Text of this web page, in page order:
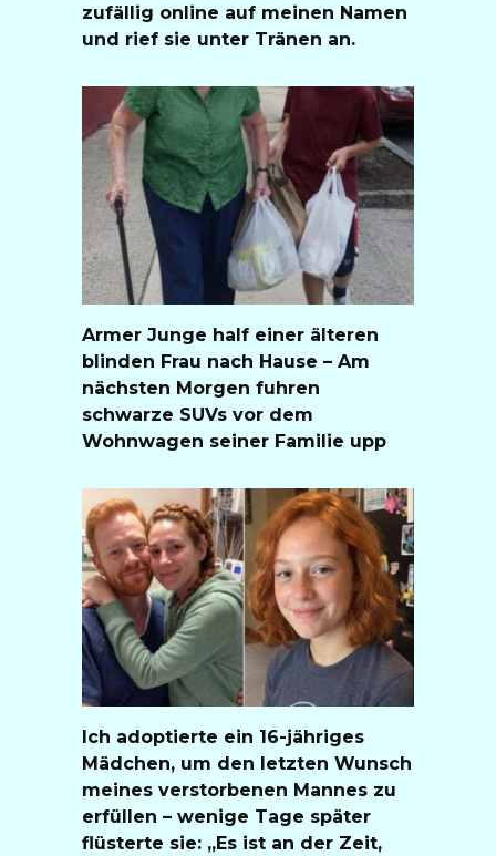
zufällig online auf meinen Namen
und rief sie unter Tränen an.
Armer Junge half einer älteren
blinden Frau nach Hause – Am
nächsten Morgen fuhren
schwarze SUVs vor dem
Wohnwagen seiner Familie upp
Ich adoptierte ein 16-jähriges
Mädchen, um den letzten Wunsch
meines verstorbenen Mannes zu
erfüllen – wenige Tage später
flüsterte sie: „Es ist an der Zeit,